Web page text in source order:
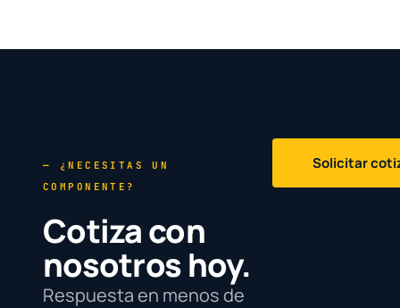
— ¿NECESITAS UN
COMPONENTE?
Cotiza con
nosotros hoy.
Respuesta en menos de
Solicitar